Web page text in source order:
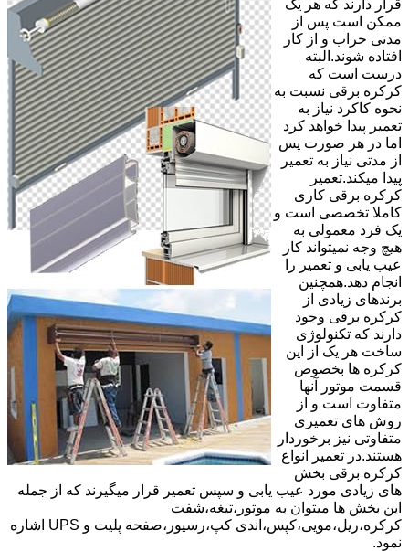
قرار دارند که هر یک
ممکن است پس از
مدتی خراب و از کار
افتاده شوند.البته
درست است که
کرکره برقی نسبت به
نحوه کاکرد نیاز به
تعمیر پیدا خواهد کرد
اما در هر صورت پس
از مدتی نیاز به تعمیر
پیدا میکند.تعمیر
کرکره برقی کاری
کاملا تخصصی است و
یک فرد معمولی به
هیچ وجه نمیتواند کار
عیب یابی و تعمیر را
انجام دهد.همچنین
برندهای زیادی از
کرکره برقی وجود
دارند که تکنولوژی
ساخت هر یک از این
کرکره ها بخصوص
قسمت موتور آنها
متفاوت است و از
روش های تعمیری
متفاوتی نیز برخوردار
هستند.در تعمیر انواع
کرکره برقی بخش
های زیادی مورد عیب یابی و سپس تعمیر قرار میگیرند که از جمله
این بخش ها میتوان به موتور،تیغه،شفت
کرکره،ریل،مویی،کپس،اندی کپ،رسیور،صفحه پلیت و UPS اشاره
نمود.